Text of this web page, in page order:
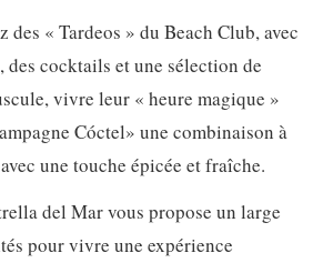
des « Tardeos » du Beach Club, avec
des cocktails et une sélection de
vivre leur « heure magique »
Cóctel» une combinaison à
une touche épicée et fraîche.
del Mar vous propose un large
pour vivre une expérience